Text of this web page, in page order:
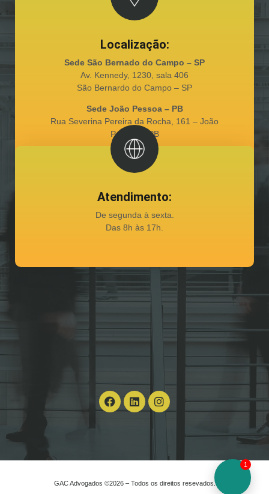
Localização:
Sede São Bernado do Campo – SP
Av. Kennedy, 1230, sala 406
São Bernardo do Campo – SP
Sede João Pessoa – PB
Rua Severina Pereira da Rocha, 161 – João
Pessoa – PB
Atendimento:
De segunda à sexta.
Das 8h às 17h.
GAC Advogados ©2026 – Todos os direitos resevados.
1